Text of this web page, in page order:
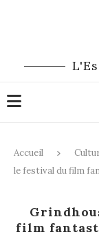
Accueil
le festival du film
film